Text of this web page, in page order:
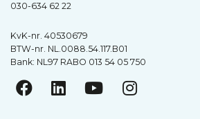
030-634 62 22
KvK-nr. 40530679
BTW-nr. NL.0088.54.117.B01
Bank: NL97 RABO 013 54 05 750